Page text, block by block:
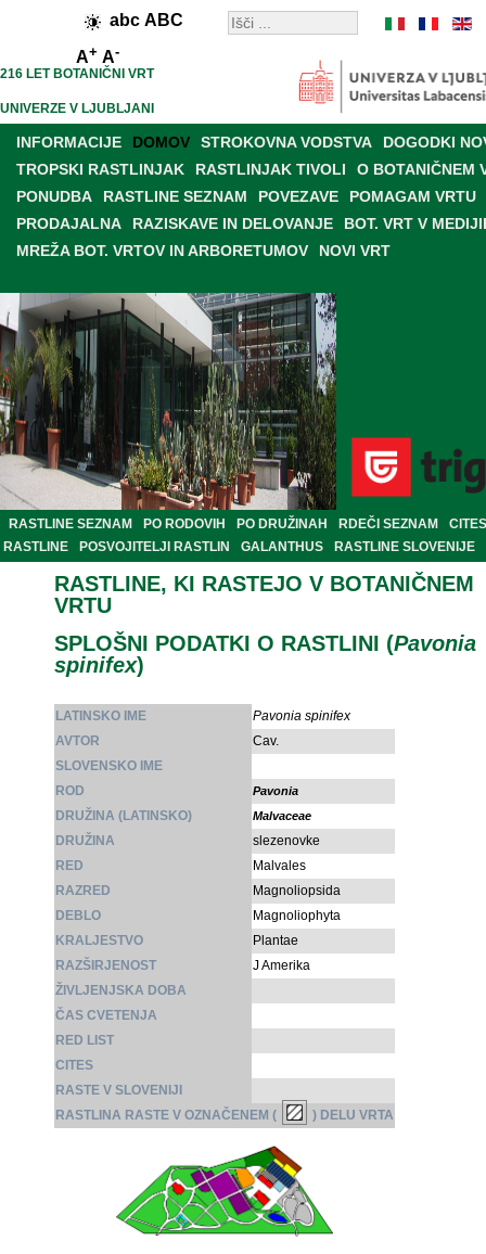
abc ABC
A+ A-
216 LET BOTANIČNI VRT
UNIVERZE V LJUBLJANI
INFORMACIJE DOMOV STROKOVNA VODSTVA
DOGODKI
TROPSKI RASTLINJAK
RASTLINJAK TIVOLI
O BOTANIČNEM
PONUDBA
RASTLINE SEZNAM POVEZAVE
POMAGAM VRTU
PRODAJALNA
RAZISKAVE IN DELOVANJE
BOT. VRT V
MREŽA BOT. VRTOV IN ARBORETUMOV
NOVI VRT
RASTLINE SEZNAM PO RODOVIH PO DRUŽINAH RDEČI SEZNAM
CITES
RASTLINE
POSVOJITELJI RASTLIN GALANTHUS RASTLINE SLOVENIJE
RASTLINE, KI RASTEJO V BOTANIČNEM
VRTU
SPLOŠNI PODATKI O RASTLINI (Pavonia
spinifex)
LATINSKO IME
Pavonia spinifex
AVTOR
Cav.
SLOVENSKO IME
ROD
Pavonia
DRUŽINA (LATINSKO) Malvaceae
DRUŽINA
slezenovke
RED
Malvales
RAZRED
Magnoliopsida
DEBLO
Magnoliophyta
KRALJESTVO
Plantae
RAZŠIRJENOST
J Amerika
ŽIVLJENJSKA DOBA
ČAS CVETENJA
RED LIST
CITES
RASTE V SLOVENIJI
RASTLINA RASTE V OZNAČENEM (
) DELU VRTA